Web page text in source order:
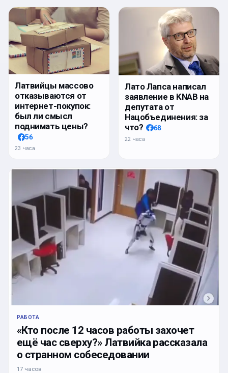
Латвийцы массово
отказываются от
интернет-покупок:
был ли смысл
поднимать цены?
56
23 часа
Лато Лапса написал
заявление в KNAB на
депутата от
Нацобъединения: за
что?
68
22 часа
РАБОТА
«Кто после 12 часов работы захочет
ещё час сверху?» Латвийка рассказала
о странном собеседовании
17 часов